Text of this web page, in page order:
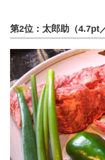
第2位：太郎助（4.7pt